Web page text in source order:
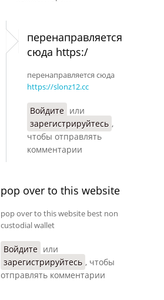
перенаправляется
сюда https:/
перенаправляется сюда
https://slonz12.cc
Войдите или
зарегистрируйтесь ,
чтобы отправлять
комментарии
pop over to this website
pop over to this website best non
custodial wallet
Войдите или
зарегистрируйтесь , чтобы
отправлять комментарии